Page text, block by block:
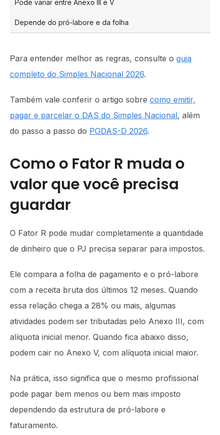
Pode variar entre Anexo III e V
Depende do pró-labore e da folha
Para entender melhor as regras, consulte o guia
completo do Simples Nacional 2026.
Também vale conferir o artigo sobre como emitir,
pagar e parcelar o DAS do Simples Nacional, além
do passo a passo do PGDAS-D 2026.
Como o Fator R muda o
valor que você precisa
guardar
O Fator R pode mudar completamente a quantidade
de dinheiro que o PJ precisa separar para impostos.
Ele compara a folha de pagamento e o pró-labore
com a receita bruta dos últimos 12 meses. Quando
essa relação chega a 28% ou mais, algumas
atividades podem ser tributadas pelo Anexo III, com
alíquota inicial menor. Quando fica abaixo disso,
podem cair no Anexo V, com alíquota inicial maior.
Na prática, isso significa que o mesmo profissional
pode pagar bem menos ou bem mais imposto
dependendo da estrutura de pró-labore e
faturamento.